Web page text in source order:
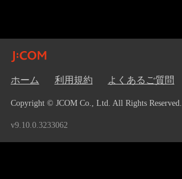
ホーム 利用規約 よくあるご質問
Copyright © JCOM Co., Ltd. All Rights Reserved.
v9.10.0.3233062